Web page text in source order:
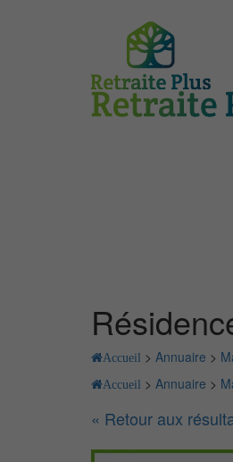
Accueil > Annuaire >
Accueil > Annuaire >
« Retour aux